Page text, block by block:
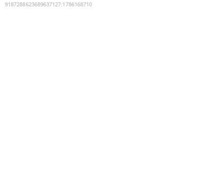
9187288623689637127:1786168710